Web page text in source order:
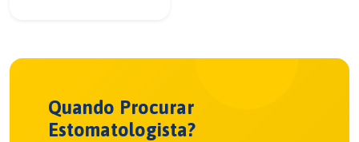
Quando Procurar
Estomatologista?